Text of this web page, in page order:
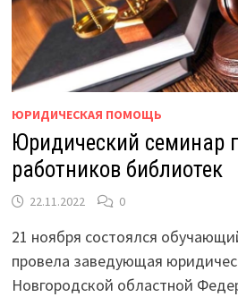
ЮРИДИЧЕСКАЯ ПОМОЩЬ
Юридический семинар
работников библиотек
22.11.2022 0
21 ноября состоялся
провела заведующая
Новгородской областной